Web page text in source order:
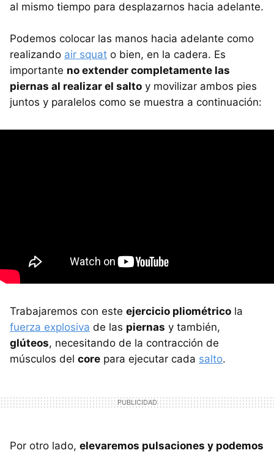
al mismo tiempo para desplazarnos hacia adelante.
Podemos colocar las manos hacia adelante como
realizando air squat o bien, en la cadera. Es
importante no extender completamente las
piernas al realizar el salto y movilizar ambos pies
juntos y paralelos como se muestra a continuación:
Trabajaremos con este ejercicio pliométrico la
fuerza explosiva de las piernas y también,
glúteos, necesitando de la contracción de
músculos del core para ejecutar cada salto.
Por otro lado, elevaremos pulsaciones y podemos